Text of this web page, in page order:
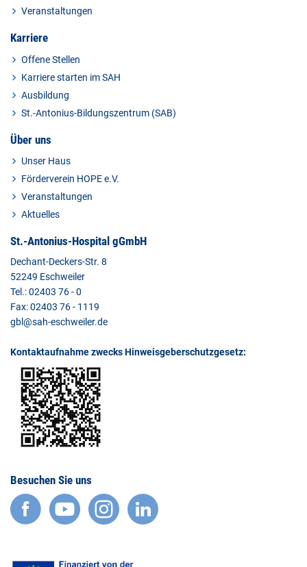
Veranstaltungen
Karriere
Offene Stellen
Karriere starten im SAH
Ausbildung
St.-Antonius-Bildungszentrum (SAB)
Über uns
Unser Haus
Förderverein HOPE e.V.
Veranstaltungen
Aktuelles
St.-Antonius-Hospital gGmbH
Dechant-Deckers-Str. 8
52249 Eschweiler
Tel.: 02403 76 - 0
Fax: 02403 76 - 1119
gbl@sah-eschweiler.de
Kontaktaufnahme zwecks Hinweisgeberschutzgesetz:
Besuchen Sie uns
facebook
YouTube
Instagram